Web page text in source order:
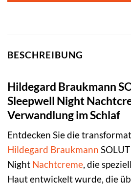
BESCHREIBUNG
Hildegard Braukmann
Sleepwell Night
Verwandlung im Schlaf
Entdecken Sie die
Hildegard Braukmann
Night Nachtcreme, die
Haut entwickelt wurde, die